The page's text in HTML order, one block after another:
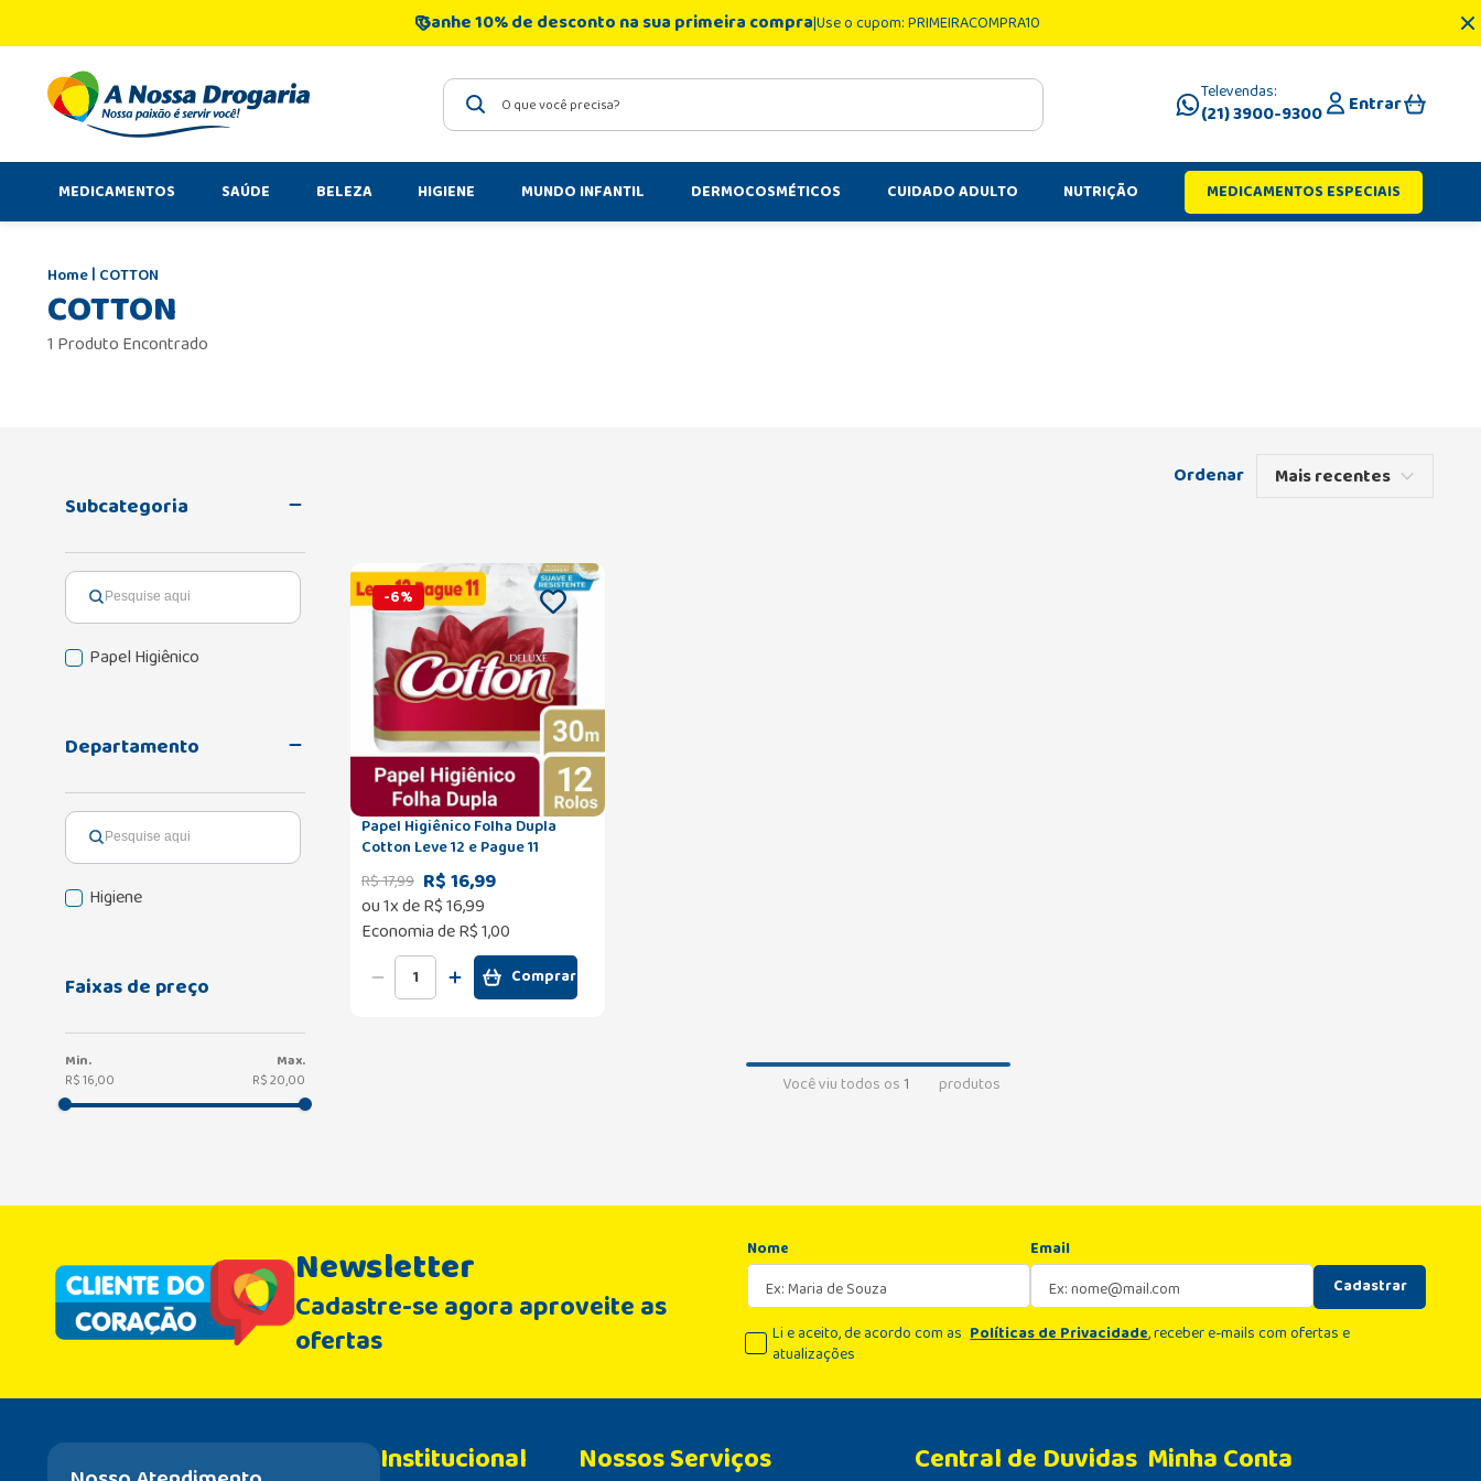
Ganhe 10% de desconto na sua primeira compraUse o cupom: PRIMEIRACOMPRA10
O que você precisa? Televendas:
(21) 3900-9300 Entrar
MEDICAMENTOS SAÚDE BELEZA HIGIENE MUNDO INFANTIL DERMOCOSMÉTICOS CUIDADO ADULTO NUTRIÇÃO MEDICAMENTOS ESPECIAIS
COTTON
COTTON
1 Produto Encontrado
Subcategoria
Papel Higiênico
Departamento
Higiene
Faixas de preço
R$ 16,00 R$ 20,00
Mais recentes
-6%
Papel Higiênico Folha Dupla
Cotton Leve 12 e Pague 11
R$17,99 R$ 16,99
ou1x deR$16,99
Economia deR$ 1,00
Comprar
Você viu todos os1 produtos
Newsletter
Cadastre-se agora aproveite as
ofertas
Nome
Email
Cadastrar
Li e aceito, de acordo com as Políticas de Privacidade, receber e-mails com ofertas e
atualizações
Institucional Central de Duvidas Minha Conta